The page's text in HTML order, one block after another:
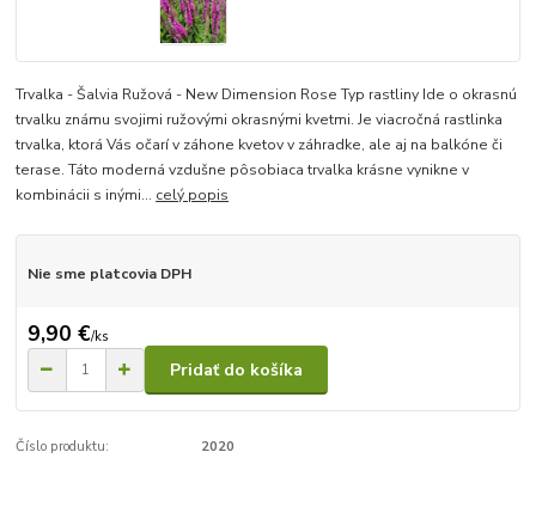
Trvalka - Šalvia Ružová - New Dimension Rose Typ rastliny Ide o okrasnú
trvalku známu svojimi ružovými okrasnými kvetmi. Je viacročná rastlinka
trvalka, ktorá Vás očarí v záhone kvetov v záhradke, ale aj na balkóne či
terase. Táto moderná vzdušne pôsobiaca trvalka krásne vynikne v
kombinácii s inými... celý popis
Nie sme platcovia DPH
9,90 €/ks
Pridať do košíka
Číslo produktu: 2020